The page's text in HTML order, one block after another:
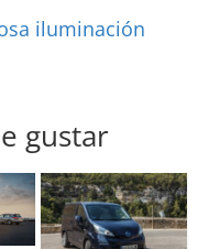
iluminación
gustar